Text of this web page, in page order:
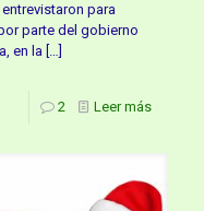
para
parte del gobierno
en la
2 Leer más